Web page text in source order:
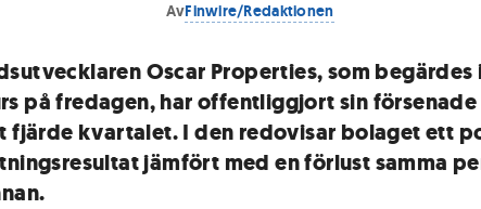
AvFinwire/Redaktionen
Oscar Properties, som begärdes
på fredagen, har offentliggjort sin
fjärde kvartalet. I den redovisar bolaget ett
jämfört med en förlust samma